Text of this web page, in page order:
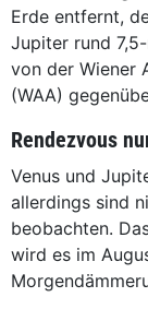
Erde entfernt,
Jupiter rund
von der Wiener
(WAA)
Rendezvous
Venus und
allerdings sind
beobachten.
wird es im